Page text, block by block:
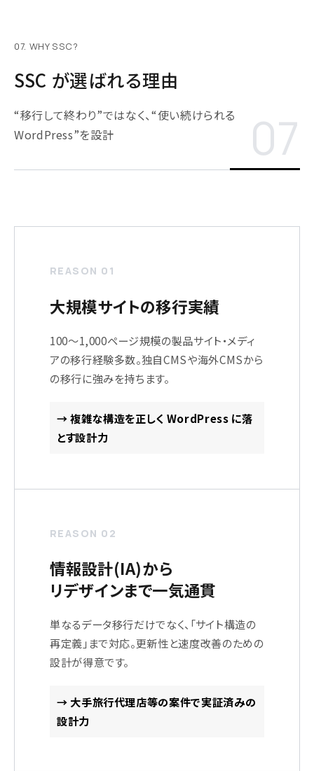
07. WHY SSC?
SSC が選ばれる理由
“移行して終わり”ではなく、“使い続けられる
WordPress”を設計
07
REASON 01
大規模サイトの移行実績
100〜1,000ページ規模の製品サイト・メディ
アの移行経験多数。独自CMSや海外CMSから
の移行に強みを持ちます。
→ 複雑な構造を正しく WordPress に落
とす設計力
REASON 02
情報設計(IA)から
リデザインまで一気通貫
単なるデータ移行だけでなく、「サイト構造の
再定義」まで対応。更新性と速度改善のための
設計が得意です。
→ 大手旅行代理店等の案件で実証済みの
設計力